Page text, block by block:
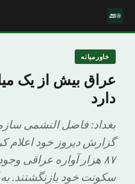
خاورمیانه
عراق بیش از یک
دارد
بغداد: فاضل النشمی
گزارش دیروز خود اعلام
۸۷ هزار آواره عراقی
سکونت خود بازنگشتند.